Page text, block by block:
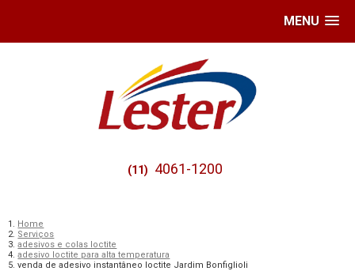
MENU
(11) 4061-1200
Home
Serviços
adesivos e colas loctite
adesivo loctite para alta temperatura
venda de adesivo instantâneo loctite Jardim Bonfiglioli